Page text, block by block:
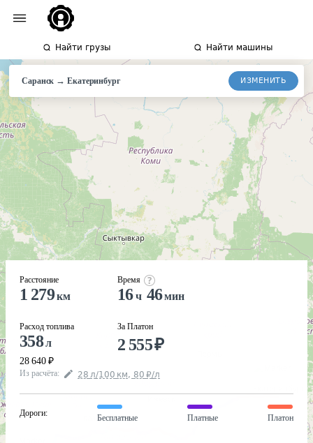
Найти грузы Найти машины
Саранск →Екатеринбург ИЗМЕНИТЬ
Расстояние
1 279км
Расход топлива
358л
28 640 ₽
Время
16ч 46мин
За Платон
2 555₽
Из расчёта: 28 л/100 км, 80 ₽/л
Дороги:
Бесплатные Платные Платон